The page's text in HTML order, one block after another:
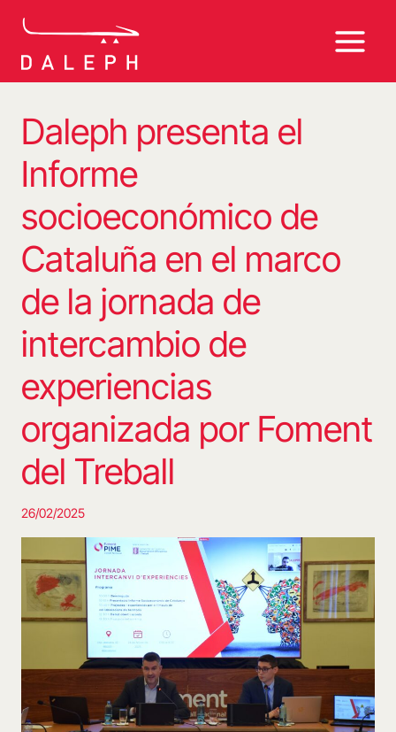
Daleph presenta el
Informe
socioeconómico de
Cataluña en el marco
de la jornada de
intercambio de
experiencias
organizada por Foment
del Treball
26/02/2025